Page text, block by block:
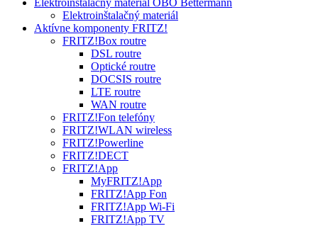
Elektroinštalačný materiál
Aktívne komponenty FRITZ!
FRITZ!Box routre
DSL routre
Optické routre
DOCSIS routre
LTE routre
WAN routre
FRITZ!Fon telefóny
FRITZ!WLAN wireless
FRITZ!Powerline
FRITZ!DECT
FRITZ!App
MyFRITZ!App
FRITZ!App Fon
FRITZ!App Wi-Fi
FRITZ!App TV